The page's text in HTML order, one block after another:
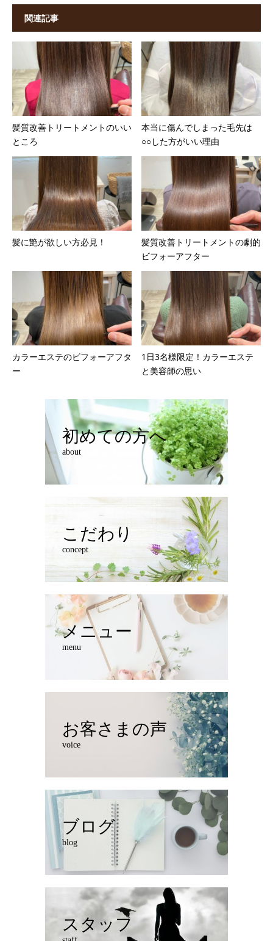
関連記事
髪質改善トリートメントのいい
ところ
本当に傷んでしまった毛先は
○○した方がいい理由
髪に艶が欲しい方必見！
髪質改善トリートメントの劇的
ビフォーアフター
カラーエステのビフォーアフタ
ー
1日3名様限定！カラーエステ
と美容師の思い
初めての方へ
about
こだわり
concept
メニュー
menu
お客さまの声
voice
ブログ
blog
スタッフ